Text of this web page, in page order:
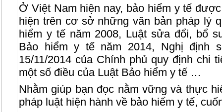
Ở Việt Nam hiện nay, bảo hiểm y tế
hiện trên cơ sở những văn bản pháp lý
hiểm y tế năm 2008, Luật sửa đổi, bổ
Bảo hiểm y tế năm 2014, Nghị định
15/11/2014 của Chính phủ quy định chi
một số điều của Luật Bảo hiểm y tế …
Nhằm giúp bạn đọc nằm vững và thực
pháp luật hiện hành về bảo hiểm y tế,